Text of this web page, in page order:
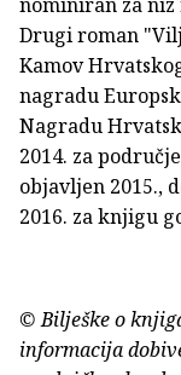
Drugi roman
Kamov
nagradu
Nagradu
2014. za
objavljen 2015.,
2016. za knjigu
© Bilješke o
informacija